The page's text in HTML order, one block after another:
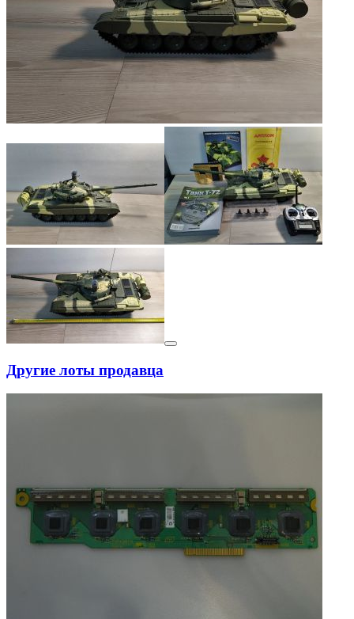
Другие лоты продавца